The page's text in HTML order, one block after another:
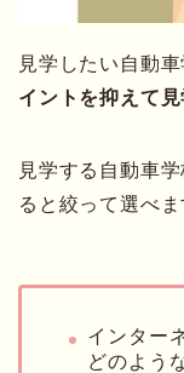
見学したい自動
イントを抑えて見
見学する自動車
ると絞って選べま
インター
どのよう